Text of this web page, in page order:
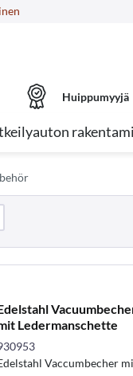
Huippumyyjä
Ledermanschette
Vaccumbecher